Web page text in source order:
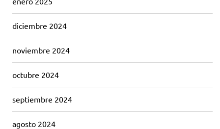
diciembre 2024
noviembre 2024
octubre 2024
septiembre 2024
agosto 2024